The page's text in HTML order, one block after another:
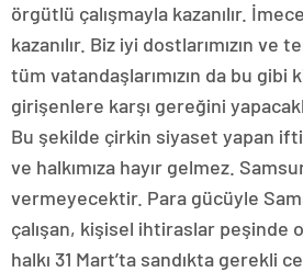
örgütlü çalışmayla kazanılır.
kazanılır. Biz iyi dostlarımızın
tüm vatandaşlarımızın da bu gibi
girişenlere karşı gereğini
Bu şekilde çirkin siyaset yapan
ve halkımıza hayır gelmez.
vermeyecektir. Para gücüyle
çalışan, kişisel ihtiraslar peşinde
halkı 31 Mart’ta sandıkta gerekli